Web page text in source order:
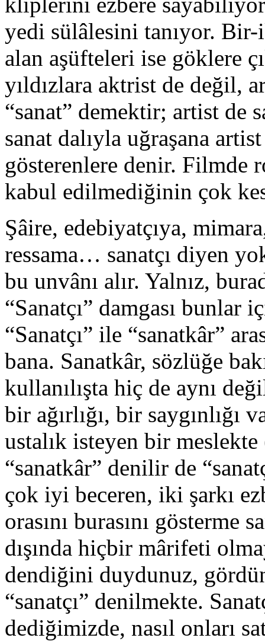
yedi sülâlesini tanıyor.
alan aşüfteleri ise göklere
yıldızlara aktrist de değil,
“sanat” demektir; artist de
sanat dalıyla uğraşana
gösterenlere denir. Filmde
kabul edilmediğinin çok
Şâire, edebiyatçıya,
ressama… sanatçı diyen
bu unvânı alır. Yalnız,
“Sanatçı” damgası bunlar
“Sanatçı” ile “sanatkâr”
bana. Sanatkâr, sözlüğe
kullanılışta hiç de aynı
bir ağırlığı, bir saygınlığı
ustalık isteyen bir
“sanatkâr” denilir de
çok iyi beceren, iki şarkı
orasını burasını gösterme
dışında hiçbir mârifeti
dendiğini duydunuz,
“sanatçı” denilmekte.
dediğimizde, nasıl onları